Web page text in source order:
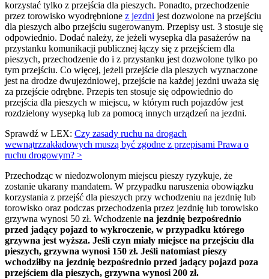
korzystać tylko z przejścia dla pieszych. Ponadto, przechodzenie
przez torowisko wyodrębnione z jezdni jest dozwolone na przejściu
dla pieszych albo przejściu sugerowanym. Przepisy ust. 3 stosuje się
odpowiednio. Dodać należy, że jeżeli wysepka dla pasażerów na
przystanku komunikacji publicznej łączy się z przejściem dla
pieszych, przechodzenie do i z przystanku jest dozwolone tylko po
tym przejściu. Co więcej, jeżeli przejście dla pieszych wyznaczone
jest na drodze dwujezdniowej, przejście na każdej jezdni uważa się
za przejście odrębne. Przepis ten stosuje się odpowiednio do
przejścia dla pieszych w miejscu, w którym ruch pojazdów jest
rozdzielony wysepką lub za pomocą innych urządzeń na jezdni.
Sprawdź w LEX: Czy zasady ruchu na drogach
wewnątrzzakładowych muszą być zgodne z przepisami Prawa o
ruchu drogowym? >
Przechodząc w niedozwolonym miejscu pieszy ryzykuje, że
zostanie ukarany mandatem. W przypadku naruszenia obowiązku
korzystania z przejść dla pieszych przy wchodzeniu na jezdnię lub
torowisko oraz podczas przechodzenia przez jezdnię lub torowisko
grzywna wynosi 50 zł. Wchodzenie na jezdnię bezpośrednio
przed jadący pojazd to wykroczenie, w przypadku którego
grzywna jest wyższa. Jeśli czyn miały miejsce na przejściu dla
pieszych, grzywna wynosi 150 zł. Jeśli natomiast pieszy
wchodziłby na jezdnię bezpośrednio przed jadący pojazd poza
przejściem dla pieszych, grzywna wynosi 200 zł.